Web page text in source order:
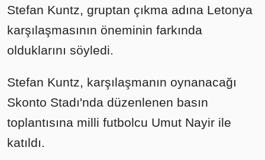
Stefan Kuntz, gruptan çıkma adına Letonya
karşılaşmasının öneminin farkında
olduklarını söyledi.
Stefan Kuntz, karşılaşmanın oynanacağı
Skonto Stadı'nda düzenlenen basın
toplantısına milli futbolcu Umut Nayir ile
katıldı.